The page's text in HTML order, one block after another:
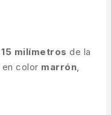
15 milímetros de la
en color marrón,